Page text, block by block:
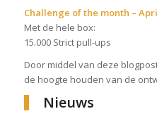
Challenge of the month –
Met de hele box:
15.000 Strict pull-ups
Door middel van deze
de hoogte houden van de
Nieuws